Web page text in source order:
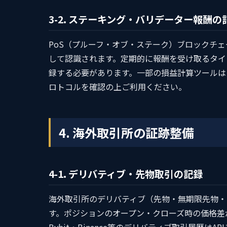
3-2. ステーキング・バリデーター報酬の
PoS（プルーフ・オブ・ステーク）ブロックチ
して認識されます。定期的に報酬を受け取るタ
録する必要があります。一部の損益計算ツール
ロトコルを確認の上ご利用ください。
4. 海外取引所の証跡整備
4-1. デリバティブ・先物取引の記録
海外取引所のデリバティブ（先物・無期限先物
す。ポジションのオープン・クローズ時の価格